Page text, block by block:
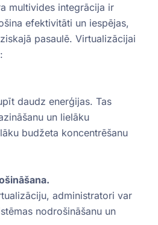
multivides integrācija ir
efektivitāti un iespējas,
pasaulē. Virtualizācijai
daudz enerģijas. Tas
un lielāku
budžeta koncentrēšanu
administratori var
nodrošināšanu un